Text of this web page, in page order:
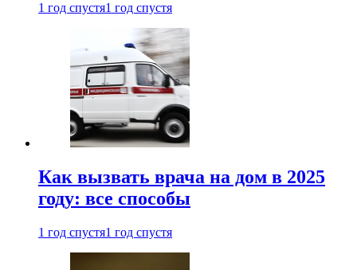
1 год спустя1 год спустя
Как вызвать врача на дом в 2025
году: все способы
1 год спустя1 год спустя